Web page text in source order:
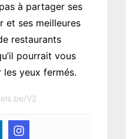
à partager ses
ses meilleures
restaurants
pourrait vous
les yeux fermés.
V2